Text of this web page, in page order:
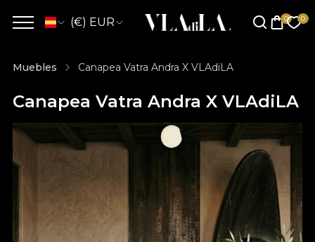
(€) EUR
Muebles Canapea Vatra Andra X VLAdiLA
Canapea Vatra Andra X VLAdiLA